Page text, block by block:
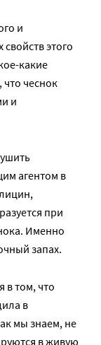
и
этого
какие
что чеснок
и
агентом в
при
Именно
запах.
в том, что
в
мы знаем, не
в живую